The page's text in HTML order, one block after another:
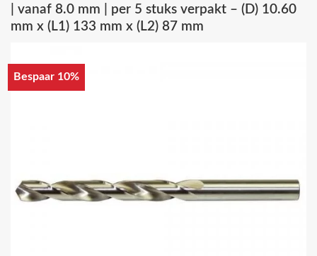
| vanaf 8.0 mm | per 5 stuks verpakt – (D) 10.60
mm x (L1) 133 mm x (L2) 87 mm
Bespaar 10%